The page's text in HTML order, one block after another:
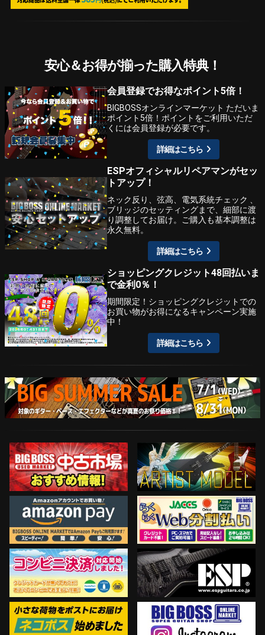
安心＆お得が揃った購入特典！
会員登録でお得なポイント5倍！
BIGBOSSオンラインマーケット ただいま
ポイント5倍！ポイントをご利用いただ
くには会員登録が必要です。
詳細はこちら
ESPオフィシャルリペアマンがセッ
トアップ！
ネック反り、弦高、電気系統チェック 、
ブリッジのセッティングまで、細部に渡
り調整してお届け。ご購入も基本調整は
永久無料。
詳細はこちら
ショッピングクレジット48回払いま
で金利0％！
期間限定！ショッピングクレジットでの
お買い物がお得になるキャンペーン実施
中！
詳細はこちら